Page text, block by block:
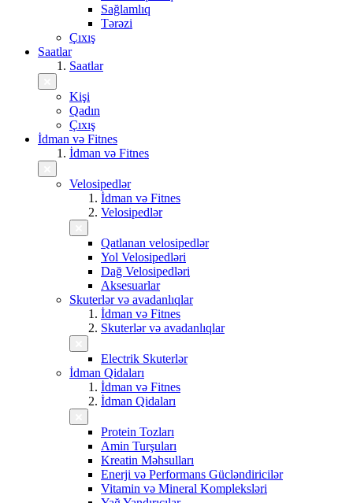
Sağlamlıq
Tərəzi
Çıxış
Saatlar
Saatlar
Kişi
Qadın
Çıxış
İdman və Fitnes
İdman və Fitnes
Velosipedlər
İdman və Fitnes
Velosipedlər
Qatlanan velosipedlər
Yol Velosipedləri
Dağ Velosipedləri
Aksesuarlar
Skuterlər və avadanlıqlar
İdman və Fitnes
Skuterlər və avadanlıqlar
Electrik Skuterlər
İdman Qidaları
İdman və Fitnes
İdman Qidaları
Protein Tozları
Amin Turşuları
Kreatin Məhsulları
Enerji və Performans Gücləndiricilər
Vitamin və Mineral Kompleksləri